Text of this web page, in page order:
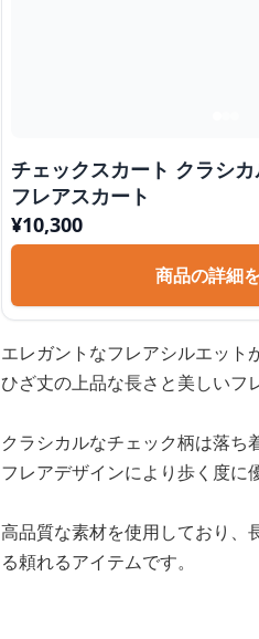
チェックスカート クラシ
フレアスカート
¥10,300
商品の詳細
エレガントなフレアシルエット
ひざ丈の上品な長さと美しいフ
クラシカルなチェック柄は落
フレアデザインにより歩く度に
高品質な素材を使用しており、
る頼れるアイテムです。